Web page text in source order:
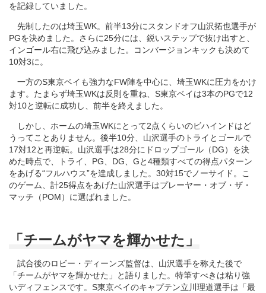
を記録していました。
先制したのは埼玉WK。前半13分にスタンドオフ山沢拓也選手が
PGを決めました。さらに25分には、鋭いステップで抜け出すと、
インゴール右に飛び込みました。コンバージョンキックも決めて
10対3に。
一方のS東京ベイも強力なFW陣を中心に、埼玉WKに圧力をかけ
ます。たまらず埼玉WKは反則を重ね、S東京ベイは3本のPGで12
対10と逆転に成功し、前半を終えました。
しかし、ホームの埼玉WKにとって2点くらいのビハインドはど
うってことありません。後半10分、山沢選手のトライとゴールで
17対12と再逆転。山沢選手は28分にドロップゴール（DG）を決
めた時点で、トライ、PG、DG、Gと4種類すべての得点パターン
をあげる“フルハウス”を達成しました。30対15でノーサイド。こ
のゲーム、計25得点をあげた山沢選手はプレーヤー・オブ・ザ・
マッチ（POM）に選ばれました。
「チームがヤマを輝かせた」
試合後のロビー・ディーンズ監督は、山沢選手を称えた後で
「チームがヤマを輝かせた」と語りました。特筆すべきは粘り強
いディフェンスです。S東京ベイのキャプテン立川理道選手は「最